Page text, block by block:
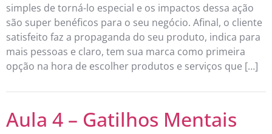
simples de torná-lo especial e os impactos dessa ação
são super benéficos para o seu negócio. Afinal, o cliente
satisfeito faz a propaganda do seu produto, indica para
mais pessoas e claro, tem sua marca como primeira
opção na hora de escolher produtos e serviços que […]
Aula 4 – Gatilhos Mentais